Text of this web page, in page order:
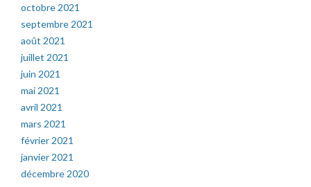
octobre 2021
septembre 2021
août 2021
juillet 2021
juin 2021
mai 2021
avril 2021
mars 2021
février 2021
janvier 2021
décembre 2020